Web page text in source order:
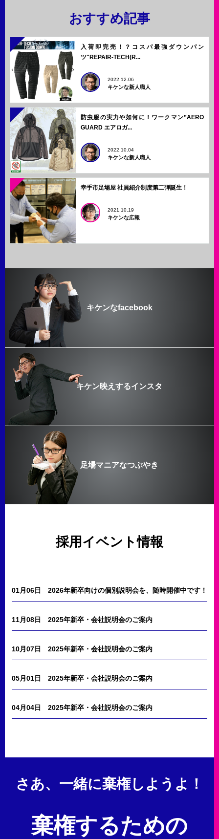
おすすめ記事
入荷即完売！？コスパ最強ダウンパン
ツ"REPAIR-TECH(R...
2022.12.06
キケンな新人職人
防虫服の実力や如何に！ワークマン”AERO
GUARD エアロガ...
2022.10.04
キケンな新人職人
幸手市足場屋 社員紹介制度第二弾誕生！
2021.10.19
キケンな広報
キケンなfacebook
キケン映えするインスタ
足場マニアなつぶやき
採用イベント情報
01月06日 2026年新卒向けの個別説明会を、随時開催中です！
11月08日 2025年新卒・会社説明会のご案内
10月07日 2025年新卒・会社説明会のご案内
05月01日 2025年新卒・会社説明会のご案内
04月04日 2025年新卒・会社説明会のご案内
さあ、一緒に棄権しようよ！
棄権するための